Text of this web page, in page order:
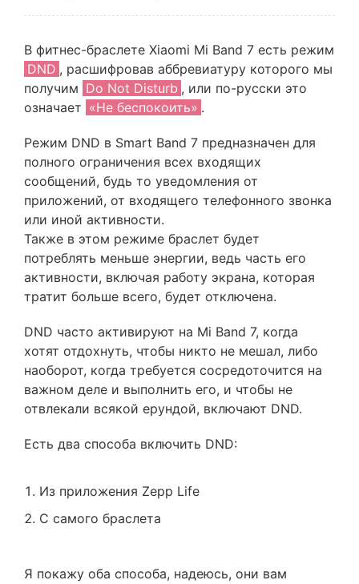
В фитнес-браслете Xiaomi Mi Band 7 есть режим
DND , расшифровав аббревиатуру которого мы
получим Do Not Disturb , или по-русски это
означает «Не беспокоить» .
Режим DND в Smart Band 7 предназначен для
полного ограничения всех входящих
сообщений, будь то уведомления от
приложений, от входящего телефонного звонка
или иной активности.
Также в этом режиме браслет будет
потреблять меньше энергии, ведь часть его
активности, включая работу экрана, которая
тратит больше всего, будет отключена.
DND часто активируют на Mi Band 7, когда
хотят отдохнуть, чтобы никто не мешал, либо
наоборот, когда требуется сосредоточится на
важном деле и выполнить его, и чтобы не
отвлекали всякой ерундой, включают DND.
Есть два способа включить DND:
Из приложения Zepp Life
С самого браслета
Я покажу оба способа, надеюсь, они вам